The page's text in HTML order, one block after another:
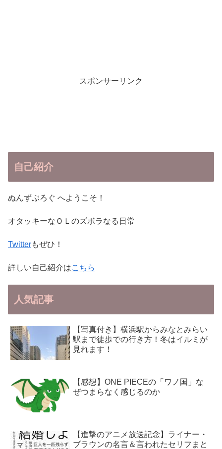
スポンサーリンク
自己紹介
ぬんずぶろぐ へようこそ！
オタッキーなＯＬのズボラなる日常
Twitterもぜひ！
詳しい自己紹介はこちら
人気記事
【写真付き】横浜駅からみなとみらい
駅まで徒歩での行き方！冬はイルミが
見れます！
【感想】ONE PIECEの「ワノ国」な
ぜつまらなく感じるのか
【進撃のアニメ放送記念】ライナー・
ブラウンの名言＆言われたセリフまと